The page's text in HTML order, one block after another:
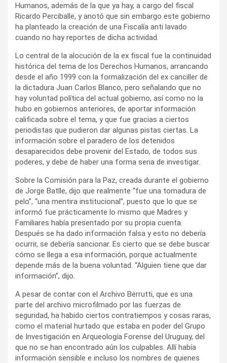
Humanos, además de la que ya hay, a cargo del fiscal
Ricardo Perciballe, y anotó que sin embargo este gobierno
ha planteado la creación de una Fiscalía anti lavado
cuando no hay reportes de dicha actividad.
Lo central de la alocución de la ex fiscal fue la continuidad
histórica del tema de los Derechos Humanos, arrancando
desde el año 1999 con la formalización del ex canciller de
la dictadura Juan Carlos Blanco, pero señalando que no
hay voluntad política del actual gobierno, así como no la
hubo en gobiernos anteriores, de aportar información
calificada sobre el tema, y que fue gracias a ciertos
periodistas que pudieron dar algunas pistas ciertas. La
información sobre el paradero de los detenidos
desaparecidos debe provenir del Estado, de todos sus
poderes, y debe de haber una forma seria de investigar.
Sobre la Comisión para la Paz, creada durante el gobierno
de Jorge Batlle, dijo que realmente “fue una tomadura de
pelo”, “una mentira institucional”, puesto que lo que se
informó fue prácticamente lo mismo que Madres y
Familiares había presentado por su propia cuenta.
Después se ha dado información falsa y esto no debería
ocurrir, se debería sancionar. Es cierto que se debe buscar
cómo se llega a esa información, porque actualmente
depende más de la buena voluntad. “Alguien tiene que dar
información”, dijo.
A pesar de contar con el Archivo Berrutti, que es una
parte del archivo microfilmado por las fuerzas de
seguridad, ha habido ciertos contratiempos y cosas raras,
como el material hurtado que estaba en poder del Grupo
de Investigación en Arqueología Forense del Uruguay, del
que no se han encontrado aún los culpables. Allí había
información sensible e incluso los nombres de quienes